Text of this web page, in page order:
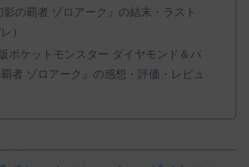
影の覇者 ゾロアーク』の結末・ラスト
）
ポケットモンスター ダイヤモンド＆パ
者 ゾロアーク』の感想・評価・レビュ